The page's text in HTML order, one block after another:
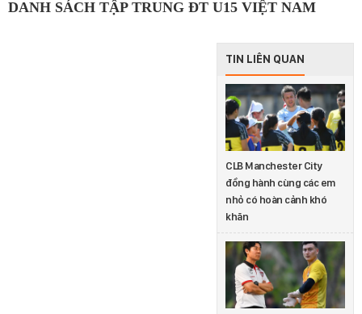
DANH SÁCH TẬP TRUNG ĐT U15 VIỆT NAM
TIN LIÊN QUAN
CLB Manchester City
đồng hành cùng các em
nhỏ có hoàn cảnh khó
khăn